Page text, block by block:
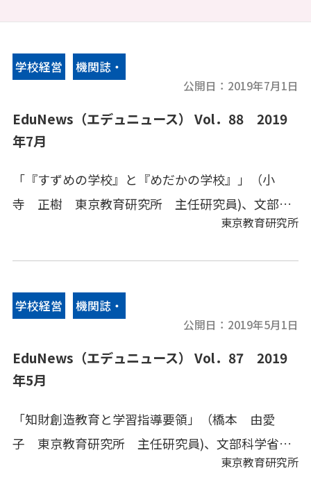
学校経営
機関誌・
公開日： 2019年7月1日
EduNews（エデュニュース） Vol．88 2019
年7月
「『すずめの学校』と『めだかの学校』」（小
寺 正樹 東京教育研究所 主任研究員)、文部科
学省情報、地方教育行政、その他の教育情報、教
東京教育研究所
学校経営
機関誌・
公開日： 2019年5月1日
EduNews（エデュニュース） Vol．87 2019
年5月
「知財創造教育と学習指導要領」（橋本 由愛
子 東京教育研究所 主任研究員)、文部科学省情
報、地方教育行政、その他の教育情報、教育キー
東京教育研究所